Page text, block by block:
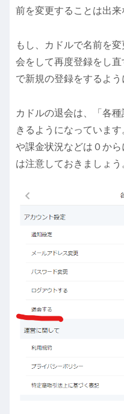
前を変更することは出来
もし、カドルで名前を
会をして再度登録をし
で新規の登録をするよう
カドルの退会は、「各
きるようになっていま
や課金状況などは０か
は注意しておきましょう